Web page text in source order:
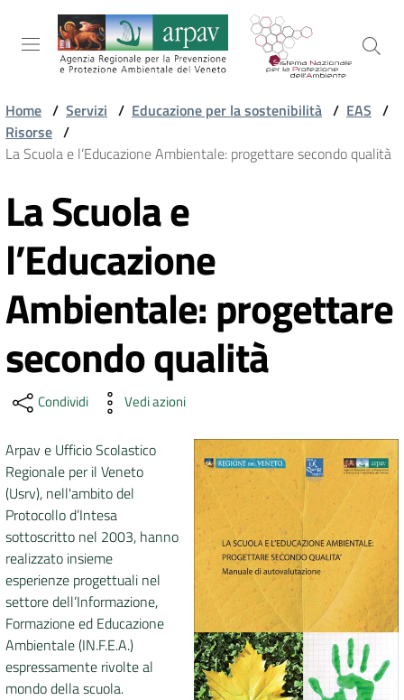
Salta al contenuto
Salta alla navigazione
Salta al footer
ARPAV
TEMI
TERRITORIO
SERVIZI
DATI
AMBIENTALI
Seguici
su
Home / Servizi / Educazione per la sostenibilità / EAS /
Risorse /
La Scuola e l’Educazione Ambientale: progettare secondo qualità
Vai al contenuto
La Scuola e
l’Educazione
Ambientale: progettare
secondo qualità
Condividi Vedi azioni
Arpav e Ufficio Scolastico
Regionale per il Veneto
(Usrv), nell'ambito del
Protocollo d’Intesa
sottoscritto nel 2003, hanno
realizzato insieme
esperienze progettuali nel
settore dell’Informazione,
Formazione ed Educazione
Ambientale (IN.F.E.A.)
espressamente rivolte al
mondo della scuola.